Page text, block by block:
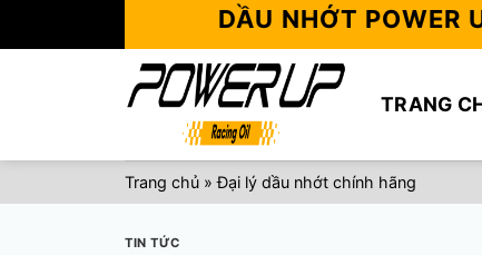
DẦU NHỚT POWER
TRANG
Trang chủ »Đại lý dầu nhớt chính hãng
TIN TỨC